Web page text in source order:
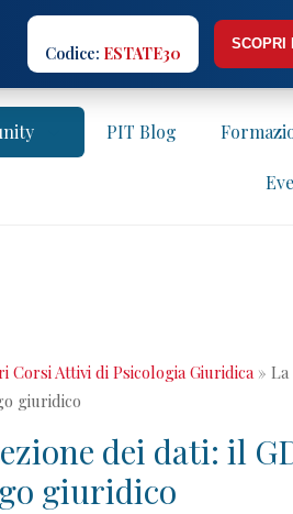
Codice: ESTATE30 SCOPRI
PIT Blog
Corsi Attivi di Psicologia Giuridica»
giuridico
dei dati: il
giuridico